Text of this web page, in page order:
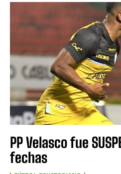
PP Velasco fue
fechas